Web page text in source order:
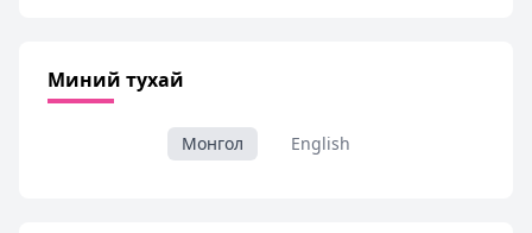
Миний тухай
Монгол English